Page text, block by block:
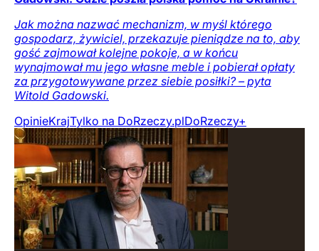
Jak można nazwać mechanizm, w myśl którego
gospodarz, żywiciel, przekazuje pieniądze na to, aby
gość zajmował kolejne pokoje, a w końcu
wynajmował mu jego własne meble i pobierał opłaty
za przygotowywane przez siebie posiłki? – pyta
Witold Gadowski.
OpinieKrajTylko na DoRzeczy.plDoRzeczy+